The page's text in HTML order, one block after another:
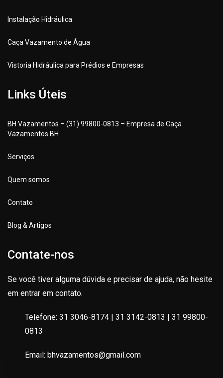
Instalação Hidráulica
Caça Vazamento de Água
Vistoria Hidráulica para Prédios e Empresas
Links Úteis
BH Vazamentos – (31) 99800-0813 – Empresa de Caça
Vazamentos BH
Serviços
Quem somos
Contato
Blog & Artigos
Contate-nos
Se você tiver alguma dúvida e precisar de ajuda, não hesite
em entrar em contato.
Telefone: 31 3046-8174 | 31 3142-0813 | 31 99800-
0813
Email: bhvazamentos@gmail.com